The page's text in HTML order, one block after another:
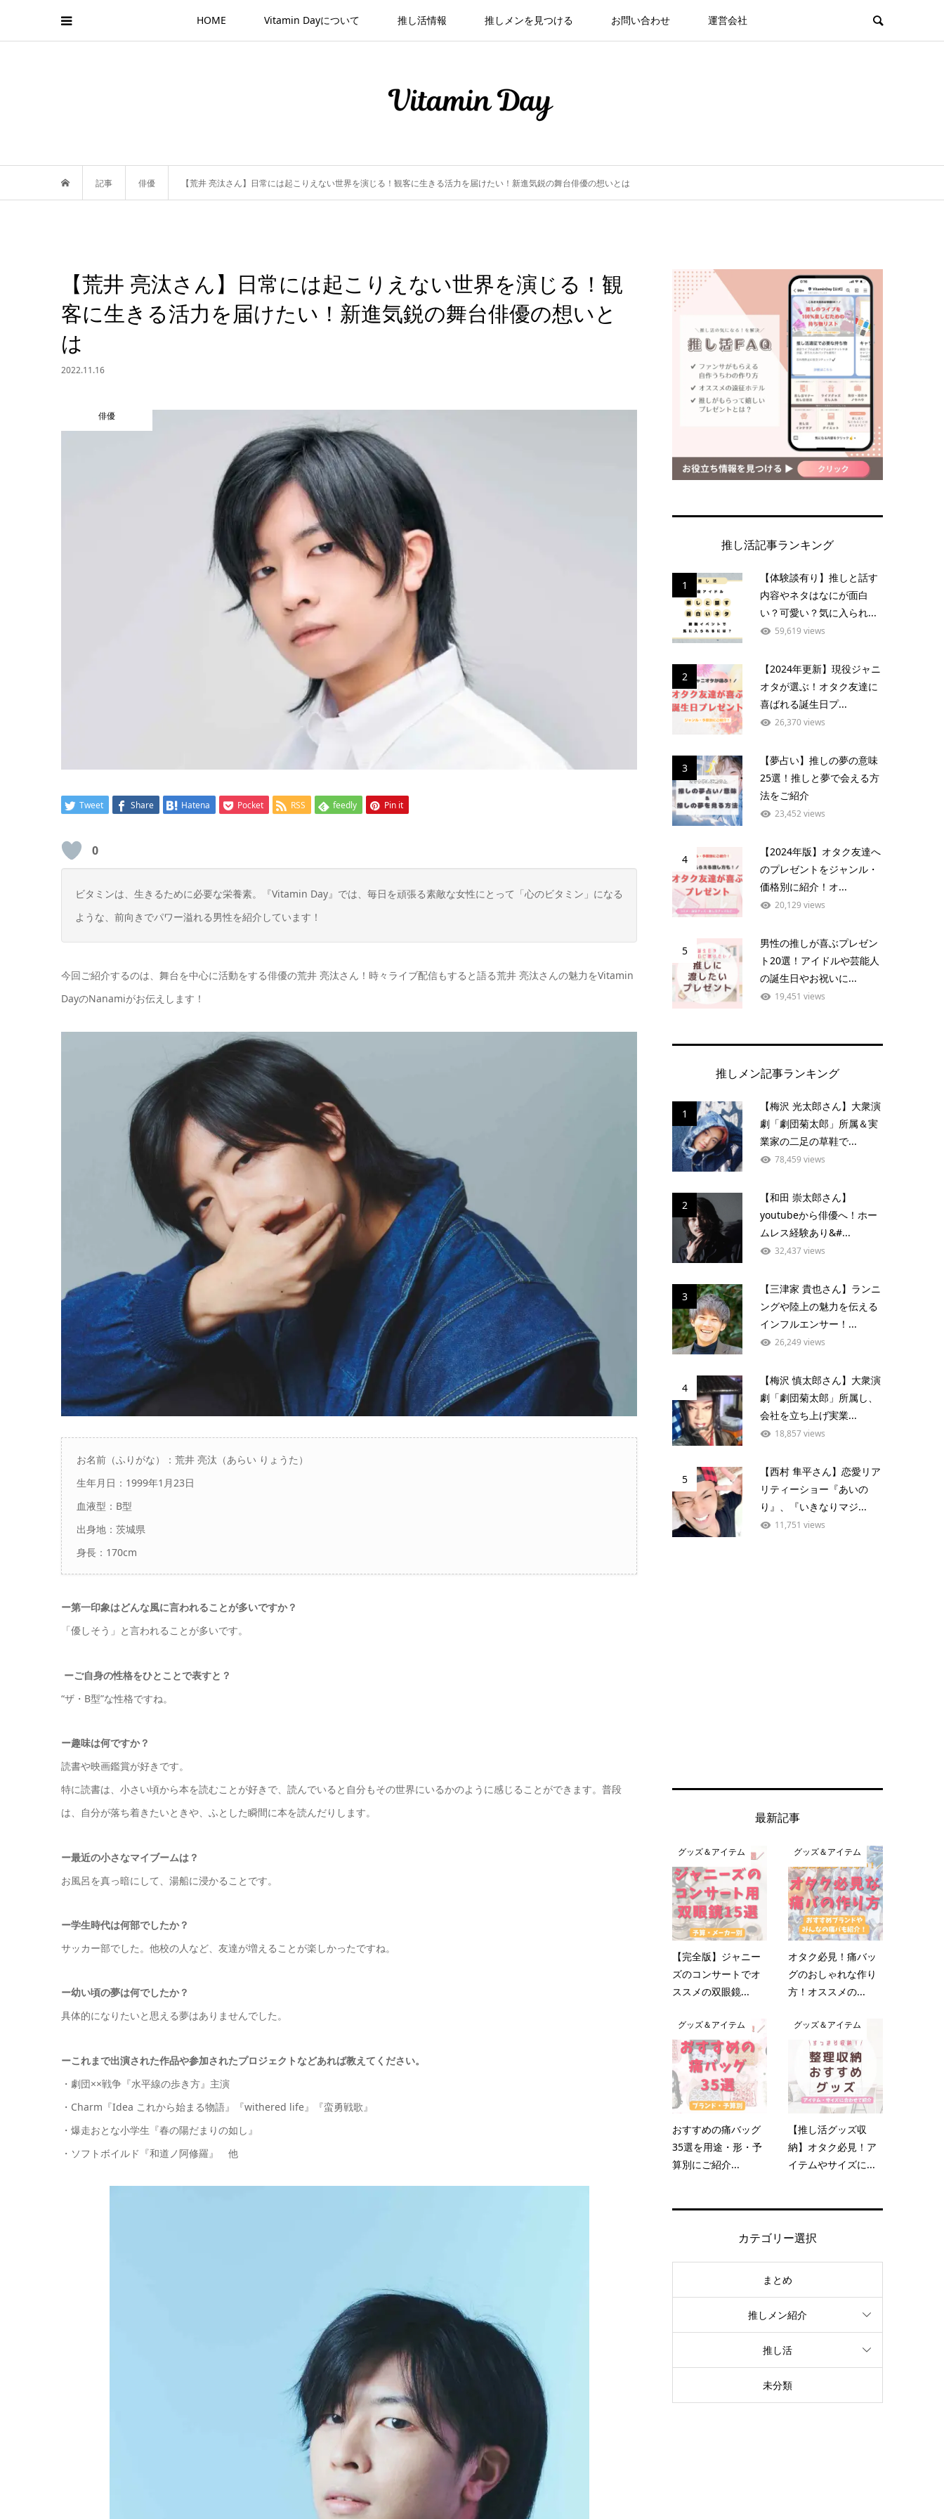
HOME Vitamin Dayについて 推し活情報 推しメンを見つける お問い合わせ 運営会社
記事 俳優 【荒井 亮汰さん】日常には起こりえない世界を演じる！観客に生きる活力を届けたい！新進気鋭の舞台俳優の想いとは
【荒井 亮汰さん】日常には起こりえない世界を演じる！観
客に生きる活力を届けたい！新進気鋭の舞台俳優の想いと
は
2022.11.16
俳優
Tweet Share Hatena Pocket RSS feedly Pin it
0
ビタミンは、生きるために必要な栄養素。『Vitamin Day』では、毎日を頑張る素敵な女性にとって「心のビタミン」になる
ような、前向きでパワー溢れる男性を紹介しています！
今回ご紹介するのは、舞台を中心に活動をする俳優の荒井 亮汰さん！時々ライブ配信もすると語る荒井 亮汰さんの魅力をVitamin
DayのNanamiがお伝えします！
お名前（ふりがな）：荒井 亮汰（あらい りょうた）
生年月日：1999年1月23日
血液型：B型
出身地：茨城県
身長： 170cm
ー第一印象はどんな風に言われることが多いですか？
「優しそう」と言われることが多いです。
ーご自身の性格をひとことで表すと？
“ザ・B型”な性格ですね。
ー趣味は何ですか？
読書や映画鑑賞が好きです。
特に読書は、小さい頃から本を読むことが好きで、読んでいると自分もその世界にいるかのように感じることができます。普段
は、自分が落ち着きたいときや、ふとした瞬間に本を読んだりします。
ー最近の小さなマイブームは？
お風呂を真っ暗にして、湯船に浸かることです。
ー学生時代は何部でしたか？
サッカー部でした。他校の人など、友達が増えることが楽しかったですね。
ー幼い頃の夢は何でしたか？
具体的になりたいと思える夢はありませんでした。
ーこれまで出演された作品や参加されたプロジェクトなどあれば教えてください。
・劇団××戦争『水平線の歩き方』主演
・Charm『Idea これから始まる物語』『withered life』『蛮勇戦歌』
・爆走おとな小学生『春の陽だまりの如し』
・ソフトボイルド『和道ノ阿修羅』 他
推し活記事ランキング
1
【体験談有り】推しと話す
内容やネタはなにが面白
い？可愛い？気に入られ...
59,619 views
2
【2024年更新】現役ジャニ
オタが選ぶ！オタク友達に
喜ばれる誕生日プ...
26,370 views
3
【夢占い】推しの夢の意味
25選！推しと夢で会える方
法をご紹介
23,452 views
4
【2024年版】オタク友達へ
のプレゼントをジャンル・
価格別に紹介！オ...
20,129 views
5
男性の推しが喜ぶプレゼン
ト20選！アイドルや芸能人
の誕生日やお祝いに...
19,451 views
推しメン記事ランキング
1
【梅沢 光太郎さん】大衆演
劇「劇団菊太郎」所属＆実
業家の二足の草鞋で...
78,459 views
2
【和田 崇太郎さん】
youtubeから俳優へ！ホー
ムレス経験あり&#...
32,437 views
3
【三津家 貴也さん】ランニ
ングや陸上の魅力を伝える
インフルエンサー！...
26,249 views
4
【梅沢 慎太郎さん】大衆演
劇「劇団菊太郎」所属し、
会社を立ち上げ実業...
18,857 views
5
【西村 隼平さん】恋愛リア
リティーショー『あいの
り』、『いきなりマジ...
11,751 views
最新記事
グッズ＆アイテム
【完全版】ジャニー
ズのコンサートでオ
ススメの双眼鏡...
グッズ＆アイテム
オタク必見！痛バッ
グのおしゃれな作り
方！オススメの...
グッズ＆アイテム
おすすめの痛バッグ
35選を用途・形・予
算別にご紹介...
グッズ＆アイテム
【推し活グッズ収
納】オタク必見！ア
イテムやサイズに...
カテゴリー選択
まとめ
推しメン紹介
推し活
未分類